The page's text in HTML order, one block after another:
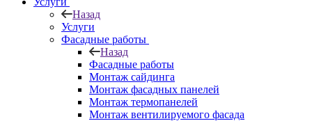
Назад
Услуги
Фасадные работы
Назад
Фасадные работы
Монтаж сайдинга
Монтаж фасадных панелей
Монтаж термопанелей
Монтаж вентилируемого фасада